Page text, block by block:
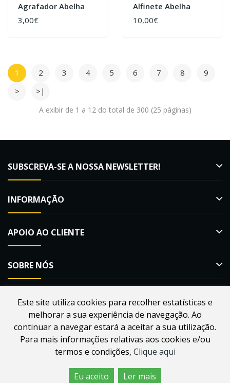
Agrafador Abelha
3,00€
Alfinete Abelha
10,00€
1 2 3 4 5 6 7 8
9
>
>|
A exibir de 1 a 12 do total de 300 (25 páginas)
Este site utiliza cookies para recolher estatísticas e
melhorar a sua experiência de navegação. Ao
continuar a navegar estará a aceitar a sua utilização.
Para mais informações relativas aos cookies e/ou
termos e condições, Clique aqui
Eu aceito Ler mais
SUBSCREVA-SE A NOSSA NEWSLETTER!
INFORMAÇÃO
APOIO AO CLIENTE
SOBRE NÓS
Desenvolvido porWebdouro. Loja Online para Apicultores |
MacMel Apicultura © 2026